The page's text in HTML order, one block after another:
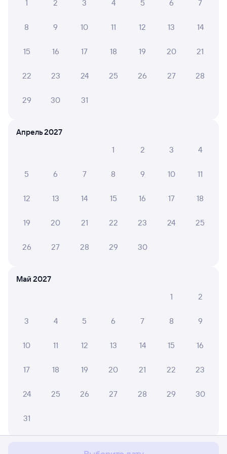
Мы используем cookies для более удобной работы
с сайтом.
1
2 3 4 5 6 7
8 9 10 11 12 13 14
15 16 17 18 19 20 21
22 23 24 25 26 27 28
29 30 31
Апрель 2027
1
2 3 4
5 6 7 8 9 10 11
12 13 14 15 16 17 18
19 20 21 22 23 24 25
26 27 28 29 30
Май 2027
1
2
3 4 5 6 7 8 9
10 11 12 13 14 15 16
17 18 19 20 21 22 23
24 25 26 27 28 29 30
31